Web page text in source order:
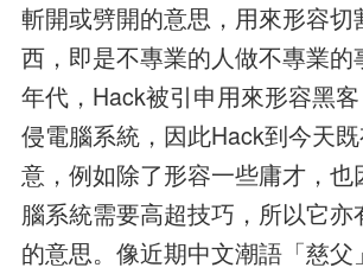
斬開或劈開的意思，用來形容切
西，即是不專業的人做不專業的
年代，Hack被引申用來形容黑
侵電腦系統，因此Hack到今天
意，例如除了形容一些庸才，也
腦系統需要高超技巧，所以它亦
的意思。像近期中文潮語「慈父